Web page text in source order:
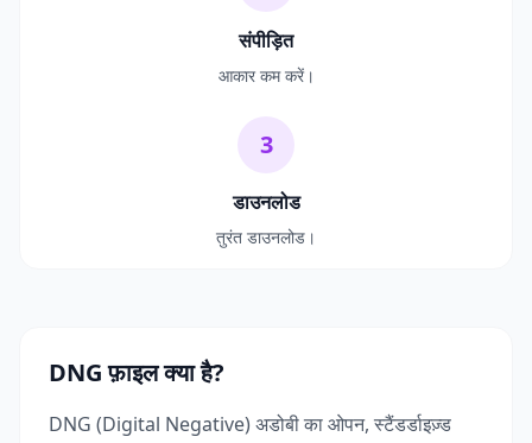
संपीड़ित
आकार कम करें।
3
डाउनलोड
तुरंत डाउनलोड।
DNG फ़ाइल क्या है?
DNG (Digital Negative) अडोबी का ओपन, स्टैंडर्डाइज़्ड